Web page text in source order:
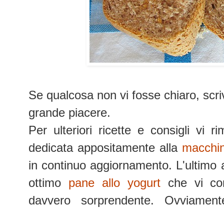
Se qualcosa non vi fosse chiaro,
grande piacere.
Per ulteriori ricette e consigli vi
dedicata appositamente alla
in continuo aggiornamento. L'ultimo
ottimo pane allo yogurtche vi
davvero sorprendente.